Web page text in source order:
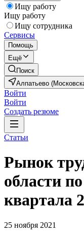
Ищу работу
Ищу работу
Ищу сотрудника
Сервисы
Помощь
Ещё
Поиск
Алпатьево
Войти
Войти
Создать резюме
Статьи
Рынок
области
квартала
25 ноября 2021